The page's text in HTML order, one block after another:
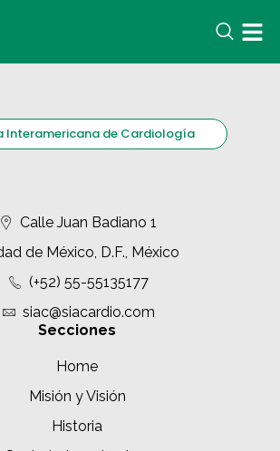
Interamericana de Cardiología
Calle Juan Badiano 1
de México, D.F., México
(+52) 55-55135177
siac@siacardio.com
Secciones
Home
Misión y Visión
Historia